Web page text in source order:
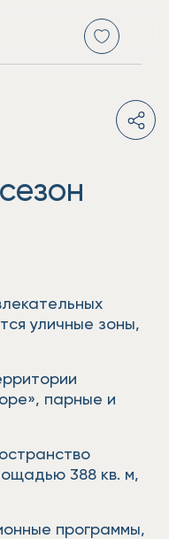
уличные зоны,
парные и
388 кв. м,
программы,